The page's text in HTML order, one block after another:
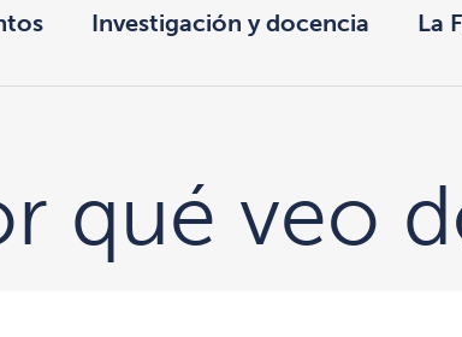
Investigación y docencia La
qué veo